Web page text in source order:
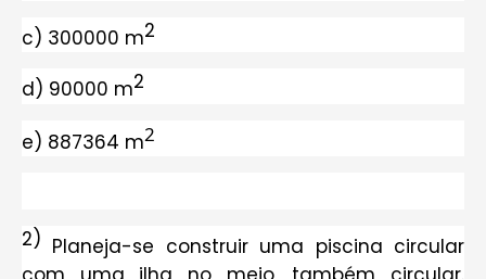
c) 300000 m2
d) 90000 m2
e) 887364 m2
2) Planeja-se construir uma piscina circular